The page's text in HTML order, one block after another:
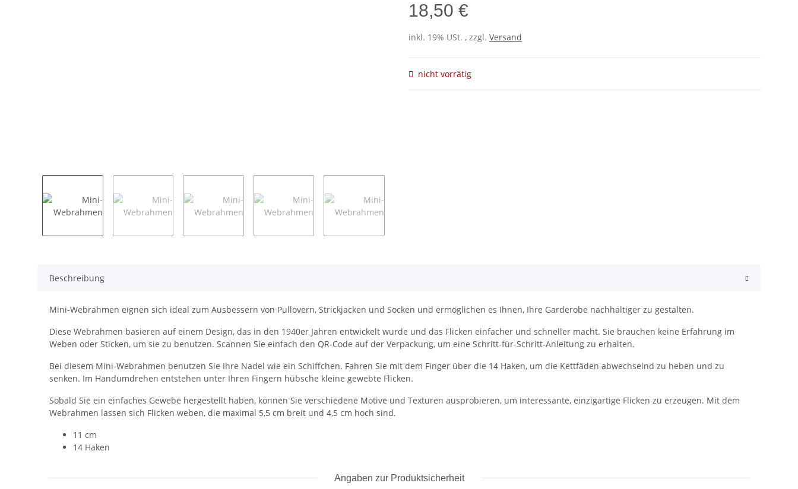
18,50 €
inkl. 19% USt. , zzgl. Versand
nicht vorrätig
Beschreibung
Mini-Webrahmen eignen sich ideal zum Ausbessern von Pullovern, Strickjacken und Socken und ermöglichen es Ihnen, Ihre Garderobe nachhaltiger zu gestalten.
Diese Webrahmen basieren auf einem Design, das in den 1940er Jahren entwickelt wurde und das Flicken einfacher und schneller macht. Sie brauchen keine Erfahrung im
Weben oder Sticken, um sie zu benutzen. Scannen Sie einfach den QR-Code auf der Verpackung, um eine Schritt-für-Schritt-Anleitung zu erhalten.
Bei diesem Mini-Webrahmen benutzen Sie Ihre Nadel wie ein Schiffchen. Fahren Sie mit dem Finger über die 14 Haken, um die Kettfäden abwechselnd zu heben und zu
senken. Im Handumdrehen entstehen unter Ihren Fingern hübsche kleine gewebte Flicken.
Sobald Sie ein einfaches Gewebe hergestellt haben, können Sie verschiedene Motive und Texturen ausprobieren, um interessante, einzigartige Flicken zu erzeugen. Mit dem
Webrahmen lassen sich Flicken weben, die maximal 5,5 cm breit und 4,5 cm hoch sind.
11 cm
14 Haken
Angaben zur Produktsicherheit